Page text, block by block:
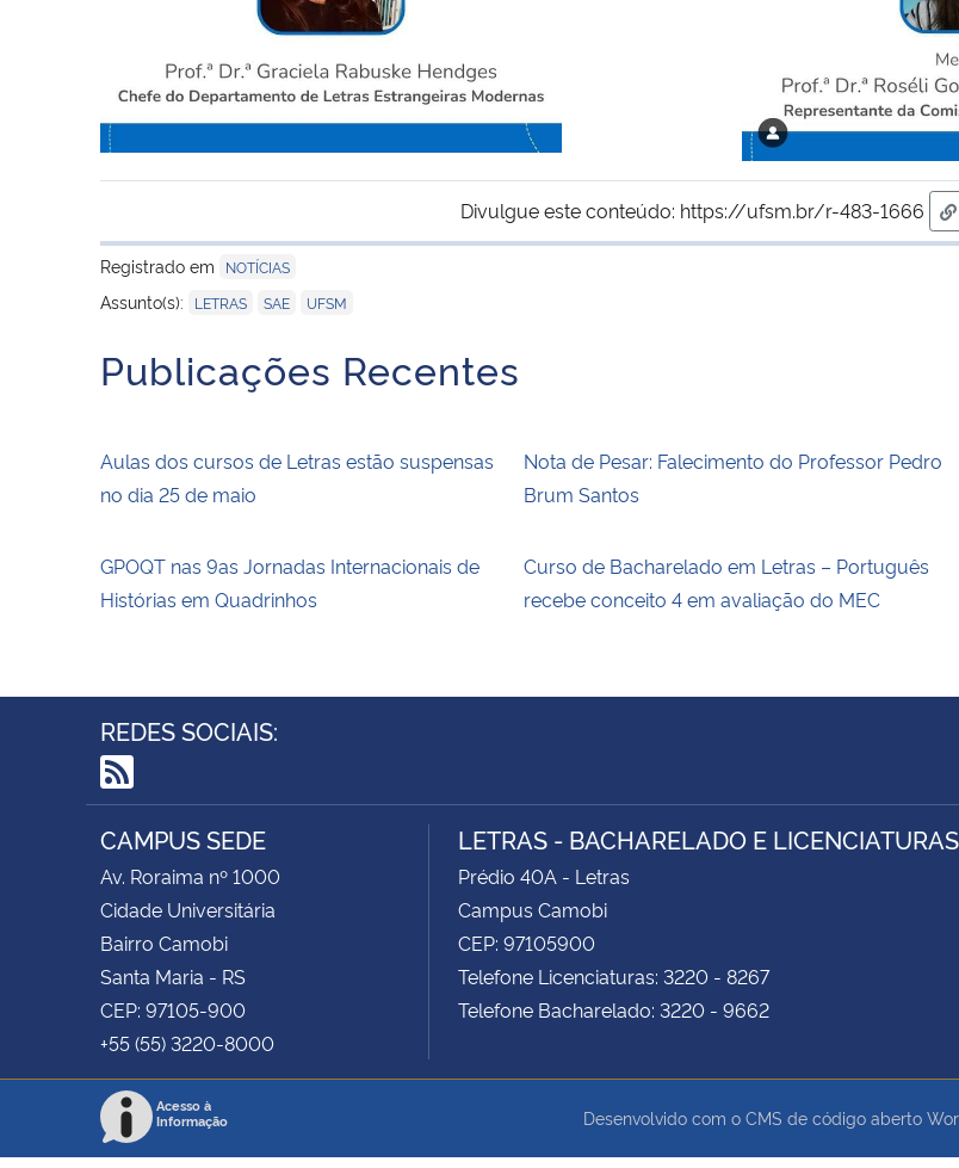
Divulgue este conteúdo: https://ufsm.br/r-483-1666
Registrado em
NOTÍCIAS
Assunto(s): LETRAS SAE UFSM
Publicações Recentes
Aulas dos cursos de Letras estão suspensas
no dia 25 de maio
Nota de Pesar: Falecimento do Professor Pedro
Brum Santos
GPOQT nas 9as Jornadas Internacionais de
Histórias em Quadrinhos
Curso de Bacharelado em Letras – Português
recebe conceito 4 em avaliação do MEC
REDES SOCIAIS:
RSS
CAMPUS SEDE
Av. Roraima nº 1000
Cidade Universitária
Bairro Camobi
Santa Maria - RS
CEP: 97105-900
+55 (55) 3220-8000
LETRAS - BACHARELADO E LICENCIATURAS
Prédio 40A - Letras
Campus Camobi
CEP: 97105900
Telefone Licenciaturas: 3220 - 8267
Telefone Bacharelado: 3220 - 9662
Acesso à
Informação
Desenvolvido com o CMS de código aberto